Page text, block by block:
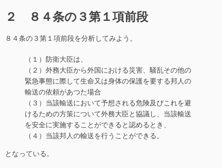
２ ８４条の３第１項前段
８４条の３第１項前段を分析してみよう。
（１）防衛大臣は、
（２）外務大臣から外国における災害、騒乱その他の
緊急事態に際して生命又は身体の保護を要する邦人の
輸送の依頼があつた場合
（３）当該輸送において予想される危険及びこれを避
けるための方策について外務大臣と協議し、当該輸送
を安全に実施することができると認めるとき、
（４）当該邦人の輸送を行うことができる。
となっている。